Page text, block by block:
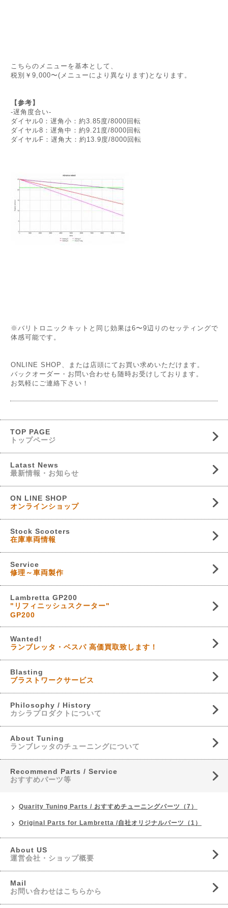
こちらのメニューを基本として、
税別￥9,000〜(メニューにより異なります)となります。
【参考】
-遅角度合い-
ダイヤル0：遅角小：約3.85度/8000回転
ダイヤル8：遅角中：約9.21度/8000回転
ダイヤルF：遅角大：約13.9度/8000回転
※バリトロニックキットと同じ効果は6〜9辺りのセッティングで
体感可能です。
ONLINE SHOP 、または店頭にてお買い求めいただけます。
バックオーダー・お問い合わせも随時お受けしております。
お気軽にご連絡下さい！
TOP PAGE
トップページ
Latast News
最新情報・お知らせ
ON LINE SHOP
オンラインショップ
Stock Scooters
在庫車両情報
Service
修理～車両製作
Lambretta GP200
"リフィニッシュスクーター"
GP200
Wanted!
ランブレッタ・ベスパ 高価買取致します！
Blasting
ブラストワークサービス
Philosophy / History
カシラプロダクトについて
About Tuning
ランブレッタのチューニングについて
Recommend Parts / Service
おすすめパーツ等
Quarity Tuning Parts / おすすめチューニングパーツ（7）
Original Parts for Lambretta /自社オリジナルパーツ（1）
About US
運営会社・ショップ概要
Mail
お問い合わせはこちらから